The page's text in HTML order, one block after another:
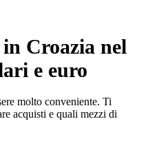
Croazia nel
e euro
molto conveniente. Ti
acquisti e quali mezzi di